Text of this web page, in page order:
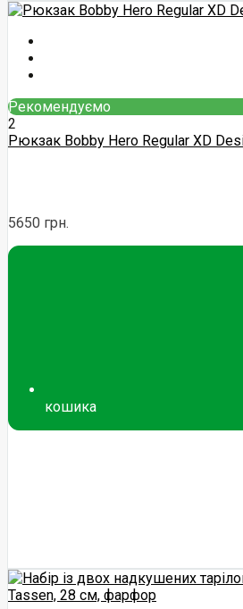
Рекомендуємо
2
Рюкзак Bobby Hero Regular XD
5650 грн.
кошика